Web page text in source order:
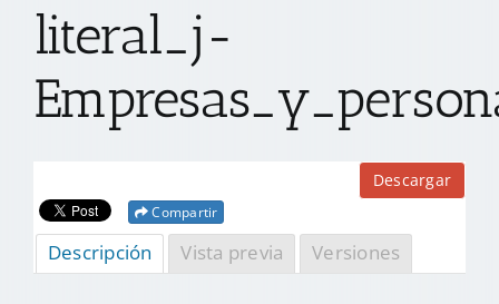
CONTACTO
literal_j-
Descargar
Compartir
Descripción Vista previa Versiones